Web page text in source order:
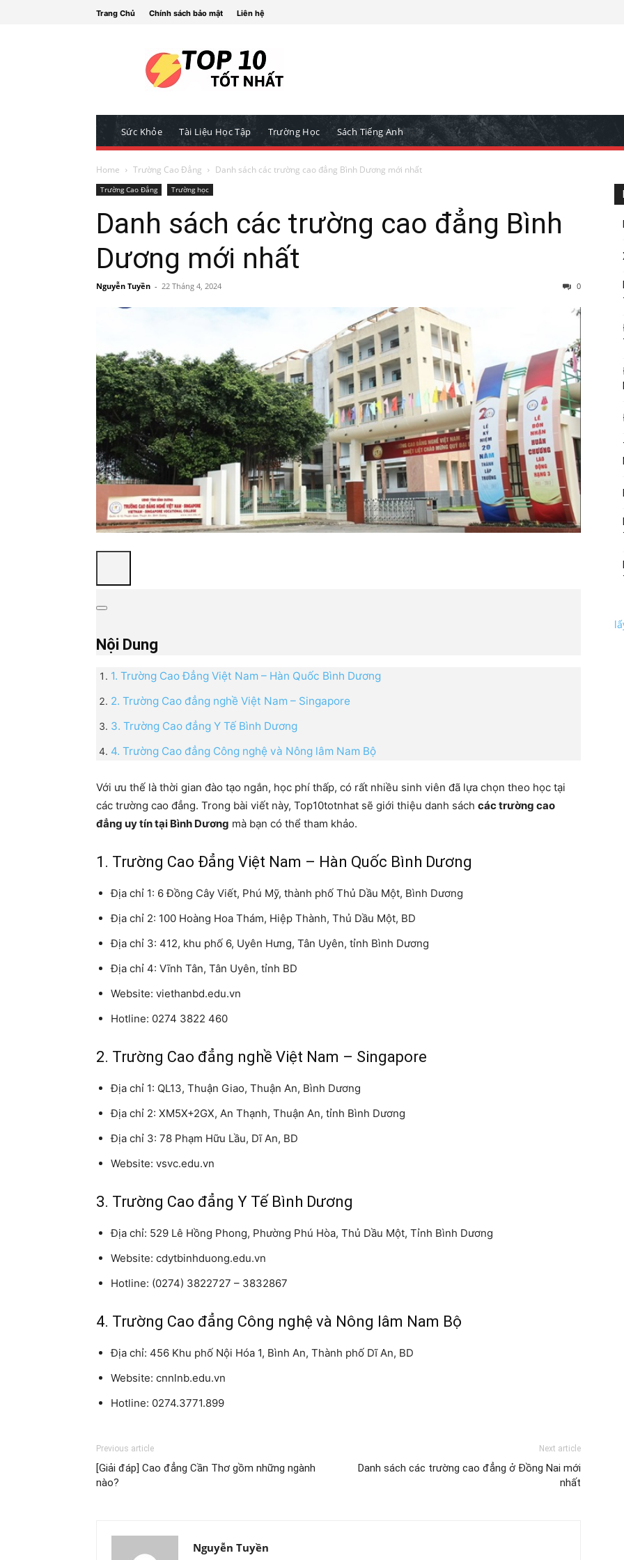
Trang Chủ Chính sách bảo mật Liên hệ
Sức Khỏe Tài Liệu Học Tập Trường Học Sách Tiếng Anh
Home Trường Cao Đẳng Danh sách các trường cao đẳng Bình Dương mới nhất
Trường Cao Đẳng Trường học
Danh sách các trường cao đẳng Bình
Dương mới nhất
Nguyễn Tuyền - 22 Tháng 4, 2024 0
Nội Dung
1. Trường Cao Đẳng Việt Nam – Hàn Quốc Bình Dương
2. Trường Cao đẳng nghề Việt Nam – Singapore
3. Trường Cao đẳng Y Tế Bình Dương
4. Trường Cao đẳng Công nghệ và Nông lâm Nam Bộ
Với ưu thế là thời gian đào tạo ngắn, học phí thấp, có rất nhiều sinh viên đã lựa chọn theo học tại
các trường cao đẳng. Trong bài viết này, Top10totnhat sẽ giới thiệu danh sách các trường cao
đẳng uy tín tại Bình Dương mà bạn có thể tham khảo.
1. Trường Cao Đẳng Việt Nam – Hàn Quốc Bình Dương
Địa chỉ 1: 6 Đồng Cây Viết, Phú Mỹ, thành phố Thủ Dầu Một, Bình Dương
Địa chỉ 2: 100 Hoàng Hoa Thám, Hiệp Thành, Thủ Dầu Một, BD
Địa chỉ 3: 412, khu phố 6, Uyên Hưng, Tân Uyên, tỉnh Bình Dương
Địa chỉ 4: Vĩnh Tân, Tân Uyên, tỉnh BD
Website: viethanbd.edu.vn
Hotline: 0274 3822 460
2. Trường Cao đẳng nghề Việt Nam – Singapore
Địa chỉ 1: QL13, Thuận Giao, Thuận An, Bình Dương
Địa chỉ 2: XM5X+2GX, An Thạnh, Thuận An, tỉnh Bình Dương
Địa chỉ 3: 78 Phạm Hữu Lầu, Dĩ An, BD
Website: vsvc.edu.vn
3. Trường Cao đẳng Y Tế Bình Dương
Địa chỉ: 529 Lê Hồng Phong, Phường Phú Hòa, Thủ Dầu Một, Tỉnh Bình Dương
Website: cdytbinhduong.edu.vn
Hotline: (0274) 3822727 – 3832867
4. Trường Cao đẳng Công nghệ và Nông lâm Nam Bộ
Địa chỉ: 456 Khu phố Nội Hóa 1, Bình An, Thành phố Dĩ An, BD
Website: cnnlnb.edu.vn
Hotline: 0274.3771.899
Previous article
[Giải đáp] Cao đẳng Cần Thơ gồm những ngành
nào?
Next article
Danh sách các trường cao đẳng ở Đồng Nai mới
nhất
Nguyễn Tuyền